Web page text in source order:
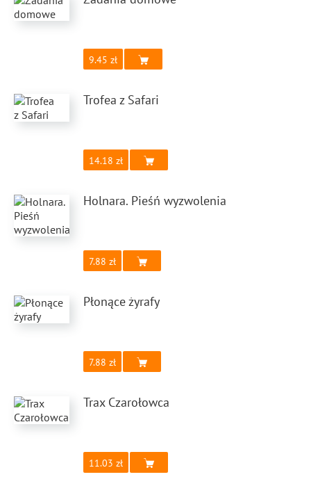
9.45
Trofea z Safari
14.18
Holnara. Pieśń wyzwolenia
7.88
Płonące żyrafy
7.88
Trax Czarołowca
11.03